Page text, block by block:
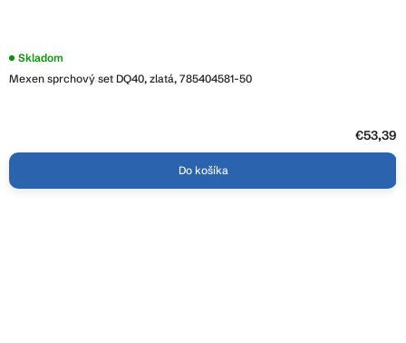
Mexen sprchový set DQ40, zlatá, 785404581-50
Skladom
€53,39
Do košíka